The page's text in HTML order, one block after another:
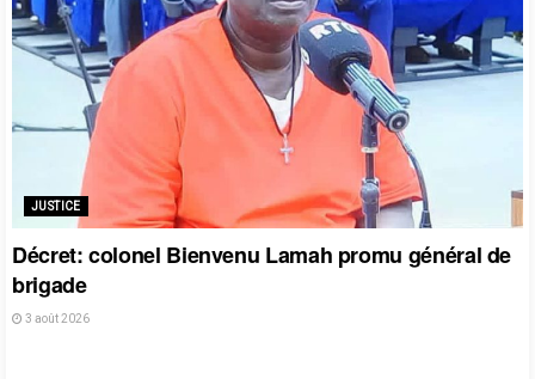
JUSTICE
Décret: colonel Bienvenu Lamah promu général de
brigade
3 août 2026